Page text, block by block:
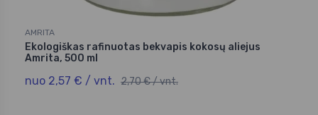
AMRITA
Ekologiškas rafinuotas bekvapis kokosų aliejus
Amrita, 500 ml
nuo 2,57 € / vnt. 2,70 € / vnt.